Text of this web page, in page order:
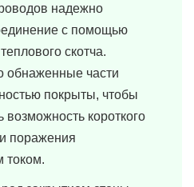
надежно
с помощью
скотча.
обнаженные части
покрыты, чтобы
возможность короткого
поражения
током.